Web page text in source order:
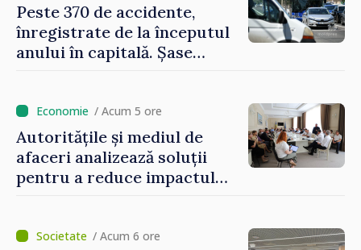
Peste 370 de accidente,
înregistrate de la începutul
anului în capitală. Șase
/ Acum 5 ore
Autoritățile și mediul de
afaceri analizează soluții
pentru a reduce impactul
/ Acum 6 ore